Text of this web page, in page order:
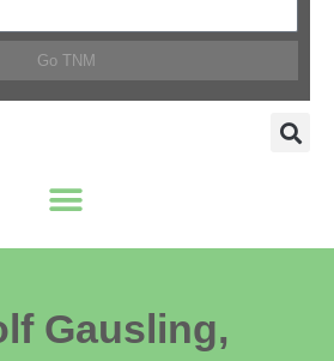
Go TNM
Gausling,